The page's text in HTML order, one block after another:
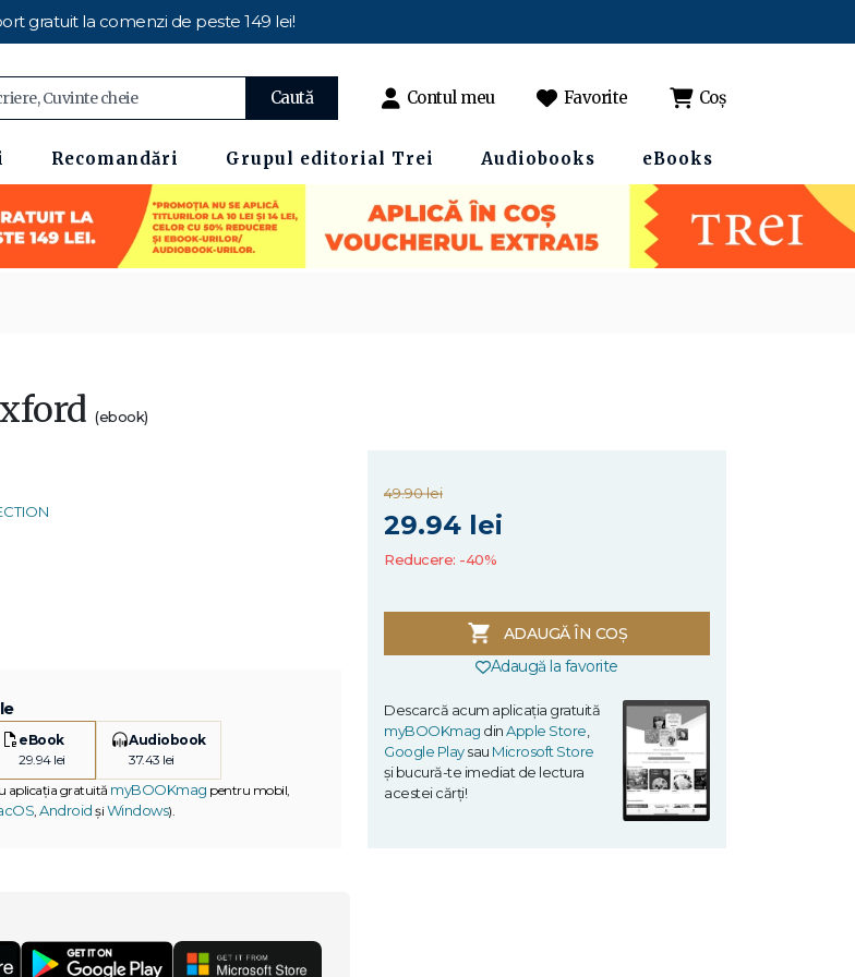
gratuit la comenzi de peste 149 lei!
Caută Contul meu Favorite Coș
Recomandări Grupul editorial Trei Audiobooks eBooks
(ebook)
eBook
29.94 lei
Audiobook
37.43 lei
aplicația gratuită myBOOKmag pentru mobil,
Android și Windows).
49.90 lei
29.94 lei
Reducere: -40%
ADAUGĂ ÎN COȘ
Adaugă la favorite
Descarcă acum aplicația gratuită
myBOOKmag dinApple Store
Google Playsau Microsoft Store
și bucură-te imediat de lectura
acestei cărți!